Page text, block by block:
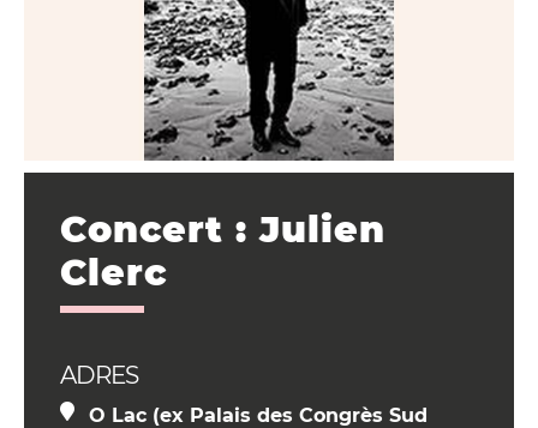
Concert : Julien
Clerc
ADRES
O Lac (ex Palais des Congrès Sud